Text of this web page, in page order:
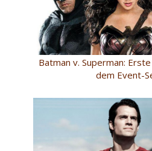
Batman v. Superman:
dem Event-